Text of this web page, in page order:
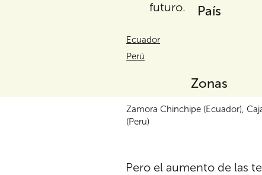
futuro.
País
Ecuador
Perú
Zonas
Zamora Chinchipe (Ecuador),
(Peru)
Pero el aumento de las